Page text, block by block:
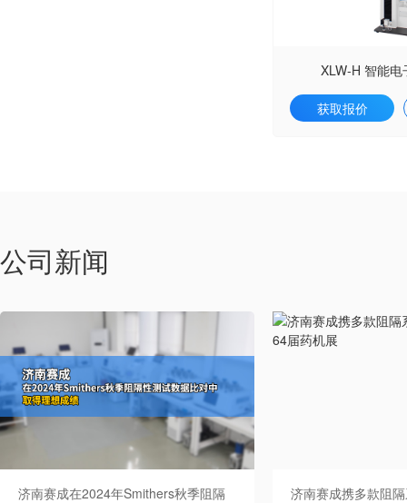
XLW-H 智能
获取报价
公司新闻
济南赛成在2024年Smithers秋季阻隔
济南赛成携多款阻